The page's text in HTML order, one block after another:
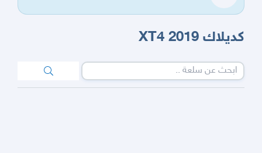
كديلاك XT4 2019